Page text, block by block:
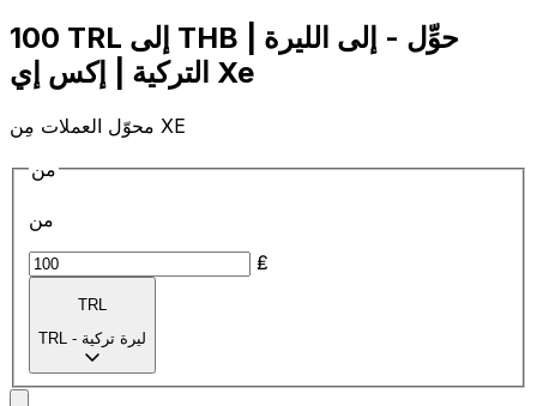
100 TRL إلى THB | حوِّل - إلى الليرة
التركية | إكس إي Xe
محوّل العملات مِن XE
من
من
₤
TRL
TRL - ليرة تركية